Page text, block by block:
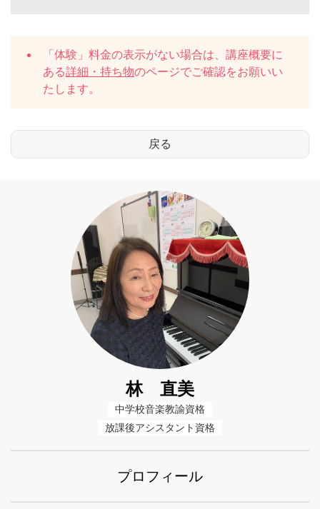
「体験」料金の表示がない場合は、講座概要に
ある詳細・持ち物のページでご確認をお願いい
たします。
林 直美
中学校音楽教諭資格
放課後アシスタント資格
プロフィール